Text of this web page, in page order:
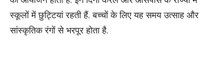
स्कूलों में छुट्टियां रहती हैं. बच्चों के लिए यह समय उत्साह और
सांस्कृतिक रंगों से भरपूर होता है.